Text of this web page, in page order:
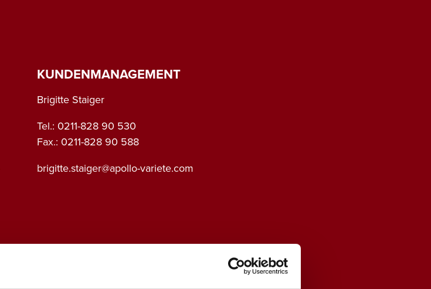
KUNDENMANAGEMENT
Brigitte Staiger
Tel.: 0211-828 90 530
Fax.: 0211-828 90 588
brigitte.staiger@apollo-variete.com